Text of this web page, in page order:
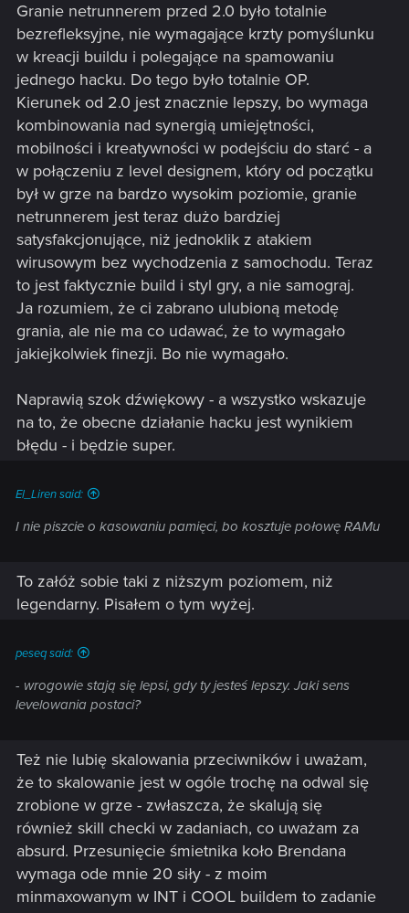
Granie netrunnerem przed 2.0 było totalnie
bezrefleksyjne, nie wymagające krzty pomyślunku
w kreacji buildu i polegające na spamowaniu
jednego hacku. Do tego było totalnie OP.
Kierunek od 2.0 jest znacznie lepszy, bo wymaga
kombinowania nad synergią umiejętności,
mobilności i kreatywności w podejściu do starć - a
w połączeniu z level designem, który od początku
był w grze na bardzo wysokim poziomie, granie
netrunnerem jest teraz dużo bardziej
satysfakcjonujące, niż jednoklik z atakiem
wirusowym bez wychodzenia z samochodu. Teraz
to jest faktycznie build i styl gry, a nie samograj.
Ja rozumiem, że ci zabrano ulubioną metodę
grania, ale nie ma co udawać, że to wymagało
jakiejkolwiek finezji. Bo nie wymagało.
Naprawią szok dźwiękowy - a wszystko wskazuje
na to, że obecne działanie hacku jest wynikiem
błędu - i będzie super.
El_Liren said:
I nie piszcie o kasowaniu pamięci, bo kosztuje połowę RAMu
To załóż sobie taki z niższym poziomem, niż
legendarny. Pisałem o tym wyżej.
peseq said:
- wrogowie stają się lepsi, gdy ty jesteś lepszy. Jaki sens
levelowania postaci?
Też nie lubię skalowania przeciwników i uważam,
że to skalowanie jest w ogóle trochę na odwal się
zrobione w grze - zwłaszcza, że skalują się
również skill checki w zadaniach, co uważam za
absurd. Przesunięcie śmietnika koło Brendana
wymaga ode mnie 20 siły - z moim
minmaxowanym w INT i COOL buildem to zadanie